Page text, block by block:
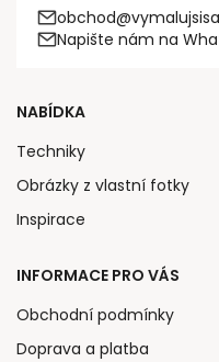
Napište nám na
NABÍDKA
Techniky
Obrázky z vlastní fotky
Inspirace
INFORMACE PRO VÁS
Obchodní podmínky
Doprava a platba